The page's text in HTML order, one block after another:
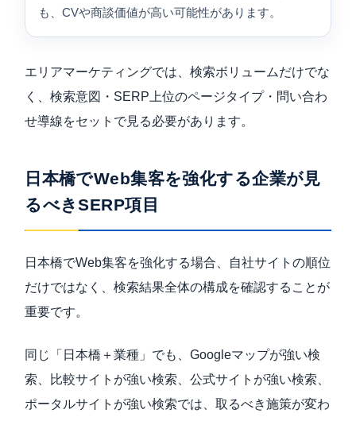
も、CVや商談価値が高い可能性があります。
エリアマーケティングでは、検索ボリュームだけでな
く、検索意図・SERP上位のページタイプ・問い合わ
せ導線をセットで見る必要があります。
日本橋でWeb集客を強化する企業が見
るべきSERP項目
日本橋でWeb集客を強化する場合、自社サイトの順位
だけではなく、検索結果全体の構成を確認することが
重要です。
同じ「日本橋＋業種」でも、Googleマップが強い検
索、比較サイトが強い検索、公式サイトが強い検索、
ポータルサイトが強い検索では、取るべき施策が変わ